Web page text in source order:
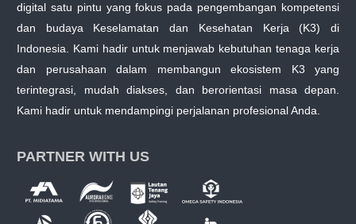
digital satu pintu yang fokus pada pengembangan kompetensi
dan budaya Keselamatan dan Kesehatan Kerja (K3) di
Indonesia. Kami hadir untuk menjawab kebutuhan tenaga kerja
dan perusahaan dalam membangun ekosistem K3 yang
terintegrasi, mudah diakses, dan berorientasi masa depan.
Kami hadir untuk mendampingi perjalanan profesional Anda.
PARTNER WITH US